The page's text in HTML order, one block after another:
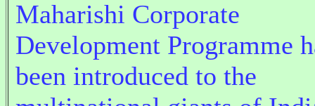
Maharishi Corporate
Development Programme
been introduced to the